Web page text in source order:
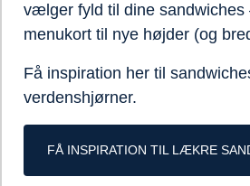
vælger fyld til dine sandwiches
menukort til nye højder (og
Få inspiration her til
verdenshjørner.
FÅ INSPIRATION TIL LÆKRE